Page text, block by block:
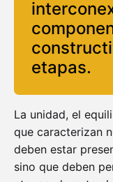
etapas.
La unidad, el
que caracterizan
deben estar
sino que deben